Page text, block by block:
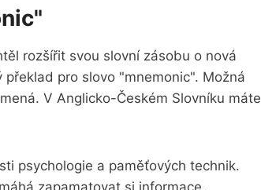
rozšířit svou slovní zásobu o nová
pro slovo "mnemonic". Možná
V Anglicko-Českém Slovníku máte
psychologie a paměťových technik.